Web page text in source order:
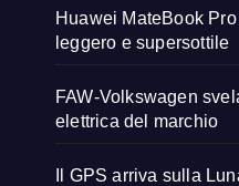
Huawei MateBook
leggero e supersottile
FAW-Volkswagen
elettrica del marchio
Il GPS arriva sulla